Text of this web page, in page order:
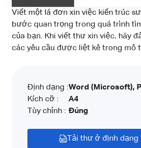
Viết một lá đơn xin việc kiến trúc
bước quan trọng trong quá trình
của bạn. Khi viết thư xin việc, hãy
các yêu cầu được liệt kê trong mô
Định dạng :
Kích cỡ :
Tùy chỉnh :
Word (Microsoft),
A4
Đúng
Tải thư ở định dạng